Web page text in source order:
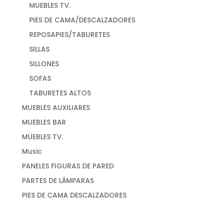
MUEBLES TV.
PIES DE CAMA/DESCALZADORES
REPOSAPIES/TABURETES
SILLAS
SILLONES
SOFAS
TABURETES ALTOS
MUEBLES AUXILIARES
MUEBLES BAR
MUEBLES TV.
Music
PANELES FIGURAS DE PARED
PARTES DE LÁMPARAS
PIES DE CAMA DESCALZADORES